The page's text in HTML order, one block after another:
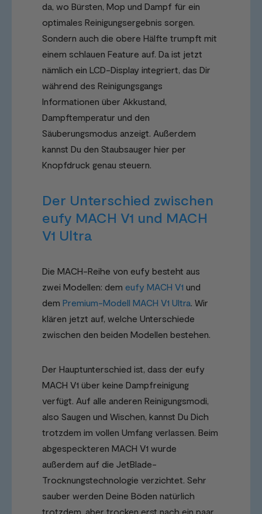
da, wo Bürsten, Mop und Dampf für ein
optimales Reinigungsergebnis sorgen.
Sondern auch die obere Hälfte trumpft mit
einem schlauen Feature auf. Da ist jetzt
nämlich ein LCD-Display integriert, das Dir
während des Reinigungsgangs
Informationen über Akkustand,
Dampftemperatur und den
Säuberungsmodus anzeigt. Außerdem
kannst Du den Staubsauger hier per
Knopfdruck genau steuern.
Der Unterschied zwischen
eufy MACH V1 und MACH
V1 Ultra
Die MACH-Reihe von eufy besteht aus
zwei Modellen: dem eufy MACH V1 und
dem Premium-Modell MACH V1 Ultra. Wir
klären jetzt auf, welche Unterschiede
zwischen den beiden Modellen bestehen.
Der Hauptunterschied ist, dass der eufy
MACH V1 über keine Dampfreinigung
verfügt. Auf alle anderen Reinigungsmodi,
also Saugen und Wischen, kannst Du Dich
trotzdem im vollen Umfang verlassen. Beim
abgespeckteren MACH V1 wurde
außerdem auf die JetBlade-
Trocknungstechnologie verzichtet. Sehr
sauber werden Deine Böden natürlich
trotzdem, aber trocken erst nach ein paar